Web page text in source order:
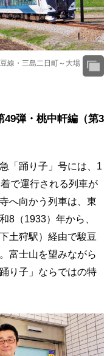
線・三島二日町～大場
49弾・桃中軒編（第3
「踊り子」号には、1
で運行される列車が
へ向かう列車は、東
8（1933）年から、
土狩駅）経由で駿豆
富士山を望みながら
り子」ならではの特